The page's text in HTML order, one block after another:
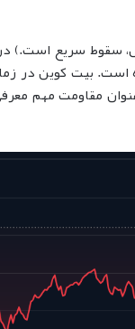
سقوط سریع است.) در
محدوده ۸۸۰۰۰ دلار را